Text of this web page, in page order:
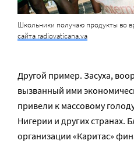
Школьники получаю продукты во
сайта radiovaticana.va
Другой пример. Засуха,
вызванный ими
привели к массовому
Нигерии и других странах.
организации «Каритас»